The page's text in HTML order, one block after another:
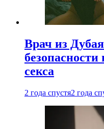
Врач из
безопасности
секса
2 года спустя2 года